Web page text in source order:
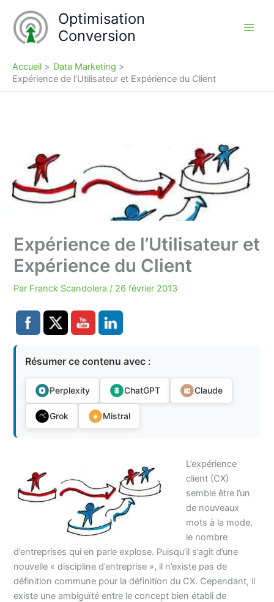
contenu
Optimisation
Conversion
Accueil
Data Marketing
Expérience de l’Utilisateur et Expérience du Client
Expérience de l’Utilisateur et
Expérience du Client
Par Franck Scandolera / 26 février 2013
Résumer ce contenu avec :
Perplexity ChatGPT Claude
Grok Mistral
L’expérience
client (CX)
semble être l’un
de nouveaux
mots à la mode,
le nombre
d’entreprises qui en parle explose. Puisqu’il s’agit d’une
nouvelle « discipline d’entreprise », il n’existe pas de
définition commune pour la définition du CX. Cependant, il
existe une ambiguïté entre le concept bien établi de